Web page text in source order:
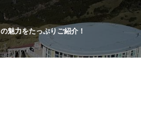
魅力をたっぷりご紹介！